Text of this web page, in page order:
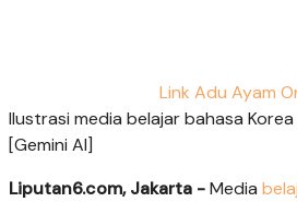
Link Adu Ayam
Ilustrasi media belajar bahasa
[Gemini AI]
Liputan6.com, Jakarta -Media